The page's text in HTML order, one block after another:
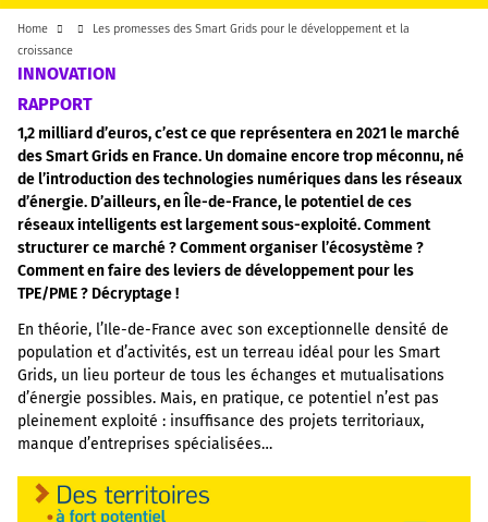
Home
Les promesses des Smart Grids pour le développement et la
croissance
INNOVATION
RAPPORT
1,2 milliard d’euros, c’est ce que représentera en 2021 le marché
des Smart Grids en France. Un domaine encore trop méconnu, né
de l’introduction des technologies numériques dans les réseaux
d’énergie. D’ailleurs, en Île-de-France, le potentiel de ces
réseaux intelligents est largement sous-exploité. Comment
structurer ce marché ? Comment organiser l’écosystème ?
Comment en faire des leviers de développement pour les
TPE/PME ? Décryptage !
En théorie, l’Ile-de-France avec son exceptionnelle densité de
population et d’activités, est un terreau idéal pour les Smart
Grids, un lieu porteur de tous les échanges et mutualisations
d’énergie possibles. Mais, en pratique, ce potentiel n’est pas
pleinement exploité : insuffisance des projets territoriaux,
manque d’entreprises spécialisées…